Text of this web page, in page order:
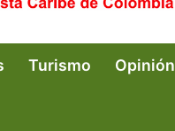
Turismo Opinión